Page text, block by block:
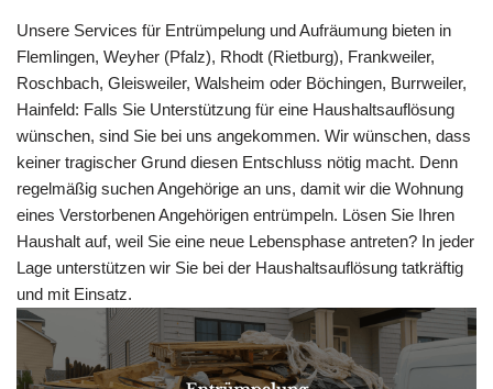
Unsere Services für Entrümpelung und Aufräumung bieten in
Flemlingen, Weyher (Pfalz), Rhodt (Rietburg), Frankweiler,
Roschbach, Gleisweiler, Walsheim oder Böchingen, Burrweiler,
Hainfeld: Falls Sie Unterstützung für eine Haushaltsauflösung
wünschen, sind Sie bei uns angekommen. Wir wünschen, dass
keiner tragischer Grund diesen Entschluss nötig macht. Denn
regelmäßig suchen Angehörige an uns, damit wir die Wohnung
eines Verstorbenen Angehörigen entrümpeln. Lösen Sie Ihren
Haushalt auf, weil Sie eine neue Lebensphase antreten? In jeder
Lage unterstützen wir Sie bei der Haushaltsauflösung tatkräftig
und mit Einsatz.